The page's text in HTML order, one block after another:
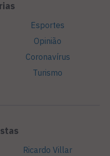
Esportes
Opinião
Coronavírus
Turismo
Ricardo Villar